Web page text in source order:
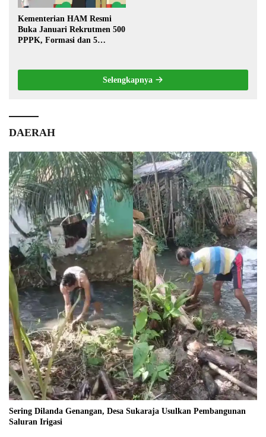
Kementerian HAM Resmi
Buka Januari Rekrutmen 500
PPPK, Formasi dan 5
Selengkapnya
DAERAH
Sering Dilanda Genangan, Desa Sukaraja Usulkan Pembangunan
Saluran Irigasi